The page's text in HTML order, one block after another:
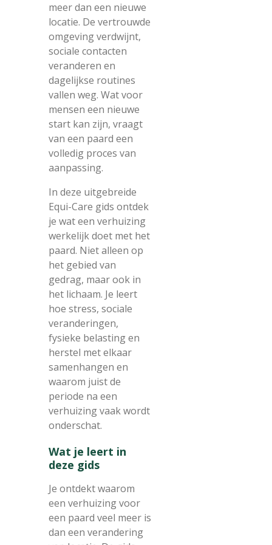
meer dan een nieuwe
locatie. De vertrouwde
omgeving verdwijnt,
sociale contacten
veranderen en
dagelijkse routines
vallen weg. Wat voor
mensen een nieuwe
start kan zijn, vraagt
van een paard een
volledig proces van
aanpassing.
In deze uitgebreide
Equi-Care gids ontdek
je wat een verhuizing
werkelijk doet met het
paard. Niet alleen op
het gebied van
gedrag, maar ook in
het lichaam. Je leert
hoe stress, sociale
veranderingen,
fysieke belasting en
herstel met elkaar
samenhangen en
waarom juist de
periode na een
verhuizing vaak wordt
onderschat.
Wat je leert in
deze gids
Je ontdekt waarom
een verhuizing voor
een paard veel meer is
dan een verandering